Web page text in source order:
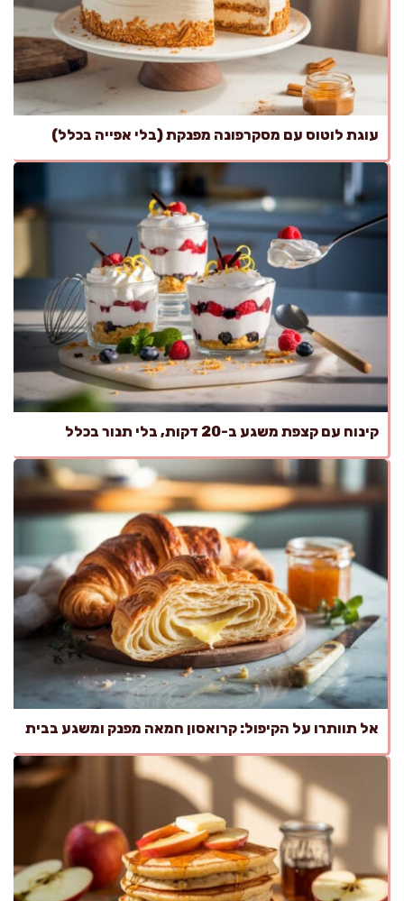
עוגת לוטוס עם מסקרפונה מפנקת (בלי אפייה בכלל)
קינוח עם קצפת משגע ב-20 דקות, בלי תנור בכלל
אל תוותרו על הקיפול: קרואסון חמאה מפנק ומשגע בבית